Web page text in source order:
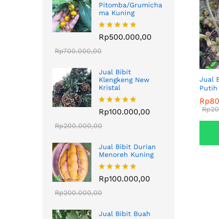
Jual
Putih
Rp
Rp
Rp
Rp
Pitomba/Grumicha
ma Kuning
Dinilai 5.00
dari 5
Rp500.000,00
Rp700.000,00
Jual Bibit
Klengkeng New
Kristal
Dinilai 5.00
dari 5
Rp100.000,00
Rp200.000,00
Jual Bibit Durian
Menoreh Kuning
Dinilai 5.00
dari 5
Rp100.000,00
Rp200.000,00
Jual Bibit Buah